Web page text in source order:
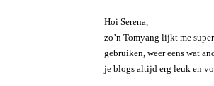
Hoi Serena,
zo’n Tomyang lijkt me
gebruiken, weer eens wat
je blogs altijd erg leuk en